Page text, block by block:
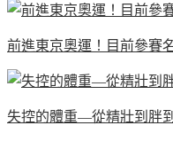
前進東京奧運！目前參賽
失控的體重—從精壯到胖